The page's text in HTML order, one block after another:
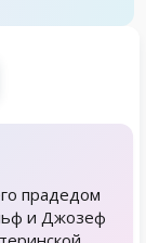
прадедом
и Джозеф